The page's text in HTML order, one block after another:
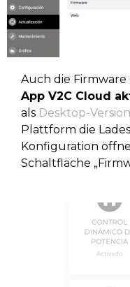
Auch die Firmware
App V2C Cloud
als Desktop-Version
Plattform die
Konfiguration
Schaltfläche